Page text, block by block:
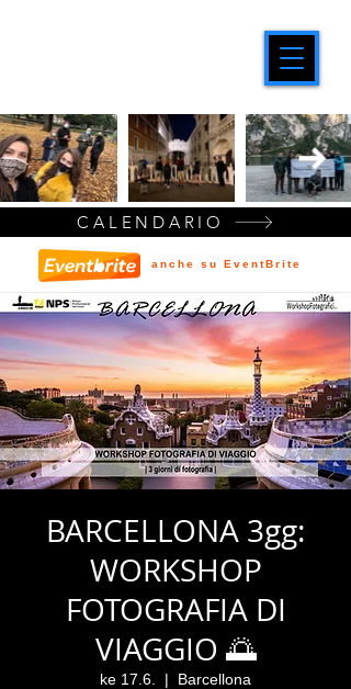
BARCELLONA 3gg:
WORKSHOP
FOTOGRAFIA DI
VIAGGIO 🌅
ke 17.6.
  |
Barcellona
CALENDARIO
anche su EventBrite